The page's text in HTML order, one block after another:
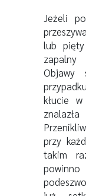
Jeżeli
lub
kłucie
przy
takim
powinno